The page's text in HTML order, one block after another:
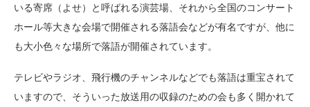
いる寄席（よせ）と呼ばれる演芸場、それから全国のコンサート
ホール等大きな会場で開催される落語会などが有名ですが、他に
も大小色々な場所で落語が開催されています。
テレビやラジオ、飛行機のチャンネルなどでも落語は重宝されて
いますので、そういった放送用の収録のための会も多く開かれて